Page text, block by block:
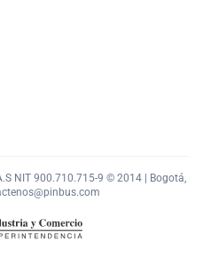
NIT 900.710.715-9 © 2014 | Bogotá,